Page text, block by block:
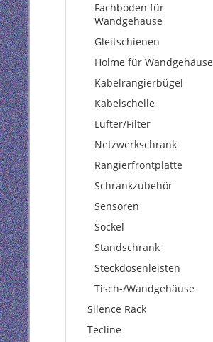
Fachboden für
Wandgehäuse
Gleitschienen
Holme für Wandgehäuse
Kabelrangierbügel
Kabelschelle
Lüfter/Filter
Netzwerkschrank
Rangierfrontplatte
Schrankzubehör
Sensoren
Sockel
Standschrank
Steckdosenleisten
Tisch-/Wandgehäuse
Silence Rack
Tecline